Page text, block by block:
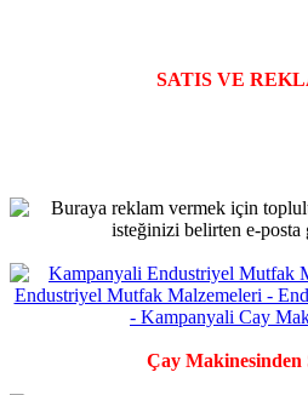
SATIS VE
Çay Makinesinden